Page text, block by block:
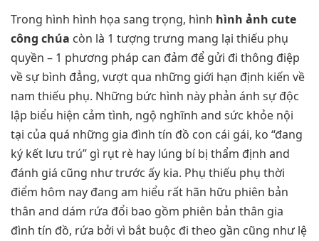
Trong hình hình họa sang trọng, hình hình ảnh cute
công chúa còn là 1 tượng trưng mang lại thiếu phụ
quyền – 1 phương pháp can đảm để gửi đi thông điệp
về sự bình đẳng, vượt qua những giới hạn định kiến về
nam thiếu phụ. Những bức hình này phản ánh sự độc
lập biểu hiện cảm tình, ngộ nghĩnh and sức khỏe nội
tại của quá những gia đình tín đồ con cái gái, ko “đang
ký kết lưu trú” gì rụt rè hay lúng bí bị thẩm định and
đánh giá cũng như trước ấy kia. Phụ thiếu phụ thời
điểm hôm nay đang am hiểu rất hãn hữu phiên bản
thân and dám rứa đổi bao gồm phiên bản thân gia
đình tín đồ, rứa bởi vì bắt buộc đi theo gần cũng như lệ